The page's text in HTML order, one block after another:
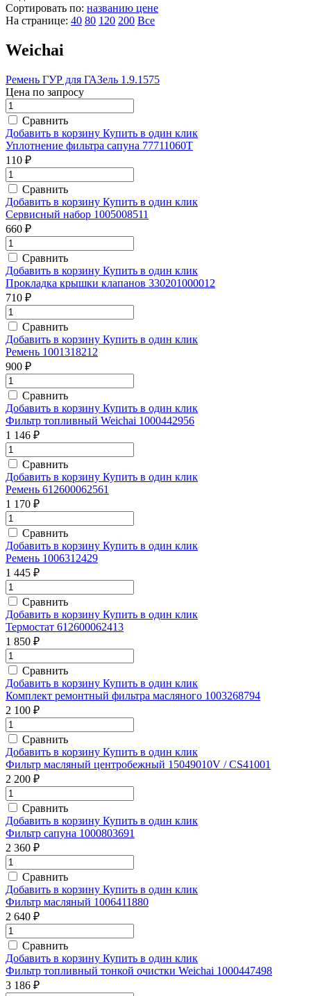
Сортировать по: названию цене
На странице: 40 80 120 200 Все
Weichai
Ремень ГУР для ГАЗель 1.9.1575
Цена по запросу
Сравнить
Добавить в корзину Купить в один клик
Уплотнение фильтра сапуна 77711060T
110 ₽
Сравнить
Добавить в корзину Купить в один клик
Сервисный набор 1005008511
660 ₽
Сравнить
Добавить в корзину Купить в один клик
Прокладка крышки клапанов 330201000012
710 ₽
Сравнить
Добавить в корзину Купить в один клик
Ремень 1001318212
900 ₽
Сравнить
Добавить в корзину Купить в один клик
Фильтр топливный Weichai 1000442956
1 146 ₽
Сравнить
Добавить в корзину Купить в один клик
Ремень 612600062561
1 170 ₽
Сравнить
Добавить в корзину Купить в один клик
Ремень 1006312429
1 445 ₽
Сравнить
Добавить в корзину Купить в один клик
Термостат 612600062413
1 850 ₽
Сравнить
Добавить в корзину Купить в один клик
Комплект ремонтный фильтра масляного 1003268794
2 100 ₽
Сравнить
Добавить в корзину Купить в один клик
Фильтр масляный центробежный 15049010V / CS41001
2 200 ₽
Сравнить
Добавить в корзину Купить в один клик
Фильтр сапуна 1000803691
2 360 ₽
Сравнить
Добавить в корзину Купить в один клик
Фильтр масляный 1006411880
2 640 ₽
Сравнить
Добавить в корзину Купить в один клик
Фильтр топливный тонкой очистки Weichai 1000447498
3 186 ₽